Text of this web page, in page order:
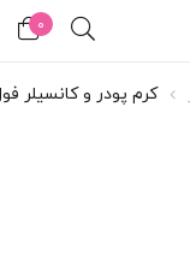
0
کرم پودر و کانسیلر